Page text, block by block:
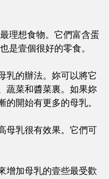
理想食物。它們富含蛋
是壹個很好的零食。
乳的辦法。妳可以將它
蔬菜和醬菜裏。如果妳
的開始有更多的母乳。
母乳很有效果。它們可
增加母乳的壹些最受歡